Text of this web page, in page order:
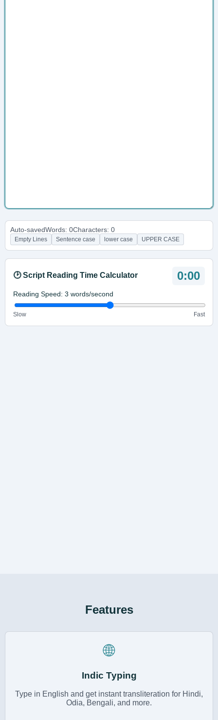
Auto-savedWords: 0Characters: 0
Empty Lines Sentence case lower case UPPER CASE
🕑 Script Reading Time Calculator 0:00
Reading Speed: 3 words/second
Slow Fast
Features
🌐
Indic Typing
Type in English and get instant transliteration for Hindi,
Odia, Bengali, and more.